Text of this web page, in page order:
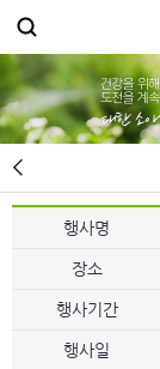
행사명
장소
행사기간
행사일